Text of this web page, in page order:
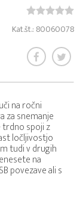
Kat.št.: 80060078
na ročni
za snemanje
trdno spoji z
ločljivostjo
tudi v drugih
na
povezave ali s